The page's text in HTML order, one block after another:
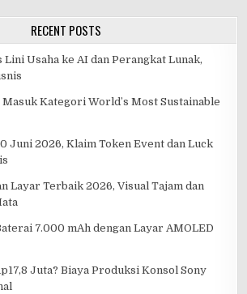
RECENT POSTS
Lini Usaha ke AI dan Perangkat Lunak,
Kategori World’s Most Sustainable
Juni 2026, Klaim Token Event dan Luck
Layar Terbaik 2026, Visual Tajam dan
7.000 mAh dengan Layar AMOLED
Juta? Biaya Produksi Konsol Sony